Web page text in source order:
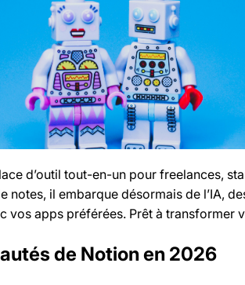
d’outil tout-en-un pour freelances,
notes, il embarque désormais de l’IA,
vos apps préférées. Prêt à transformer
de Notion en 2026